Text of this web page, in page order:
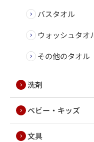
バスタオル
ウォッシュタオ
その他のタオル
洗剤
ベビー・キッズ
文具